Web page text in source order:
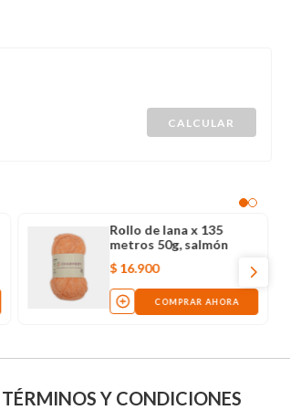
Rollo de lana x 135
metros 50g, salmón
$ 16.900
COMPRAR AHORA
TÉRMINOS Y CONDICIONES